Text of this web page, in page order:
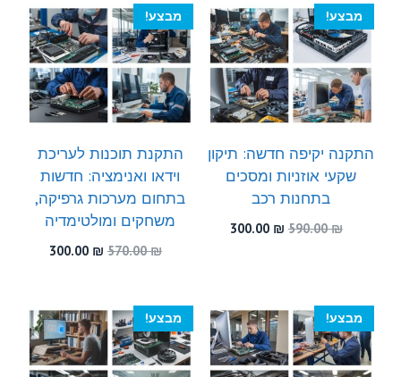
מבצע!
התקנה יקיפה חדשה: תיקון
שקעי אוזניות ומסכים
בתחנות רכב
590.00₪
המחיר
300.00 ₪
מבצע!
התקנת תוכנות לעריכת
וידאו ואנימציה: חדשות
בתחום מערכות גרפיקה,
משחקים ומולטימדיה
570.00₪
המחיר
570.00 ₪.
300.00 ₪
המחיר
300.00 ₪.
מבצע! מבצע!